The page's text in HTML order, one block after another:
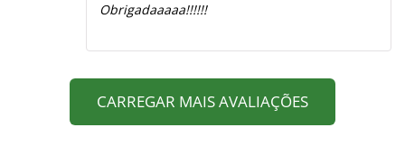
Obrigadaaaaa!!!!!!
CARREGAR MAIS AVALIAÇÕES